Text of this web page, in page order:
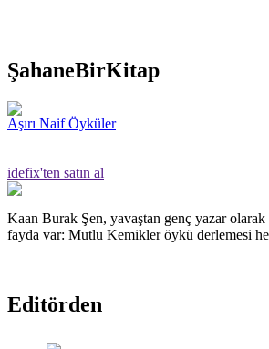
ŞahaneBirKitap
Aşırı Naif Öyküler
idefix'ten satın al
Kaan Burak Şen, yavaştan genç yazar
fayda var: Mutlu Kemikler öykü derlemesi
Editörden